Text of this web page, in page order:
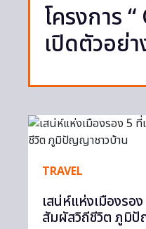
โครงการ
เปิดตัวอย่
TRAVEL
เสน่ห์แห่งเมืองรอ
สัมผัสวิถีชีวิต ภูมิ